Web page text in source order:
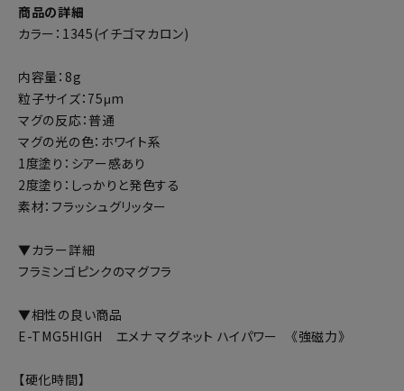
商品の詳細
カラー：1345(イチゴマカロン)
内容量：8g
粒子サイズ：75μm
マグの反応：普通
マグの光の色：ホワイト系
1度塗り：シアー感あり
2度塗り：しっかりと発色する
素材：フラッシュグリッター
▼カラー詳細
フラミンゴピンクのマグフラ
▼相性の良い商品
E-TMG5HIGH エメナ マグネット ハイパワー 《強磁力》
【硬化時間】